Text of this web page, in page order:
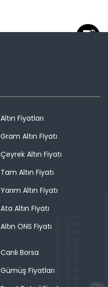
Altın Fiyatları
Gram Altın Fiyatı
Çeyrek Altın Fiyatı
Tam Altın Fiyatı
Yarım Altın Fiyatı
Ata Altın Fiyatı
Altın ONS Fiyatı
Canlı Borsa
Gümüş Fiyatları